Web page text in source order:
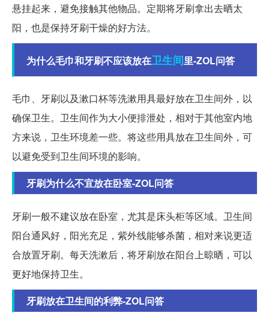
悬挂起来，避免接触其他物品。定期将牙刷拿出去晒太
阳，也是保持牙刷干燥的好方法。
为什么毛巾和牙刷不应该放在卫生间里-ZOL问答
毛巾、牙刷以及漱口杯等洗漱用具最好放在卫生间外，以
确保卫生。卫生间作为大小便排泄处，相对于其他室内地
方来说，卫生环境差一些。将这些用具放在卫生间外，可
以避免受到卫生间环境的影响。
牙刷为什么不宜放在卧室-ZOL问答
牙刷一般不建议放在卧室，尤其是床头柜等区域。卫生间
阳台通风好，阳光充足，紫外线能够杀菌，相对来说更适
合放置牙刷。每天洗漱后，将牙刷放在阳台上晾晒，可以
更好地保持卫生。
牙刷放在卫生间的利弊-ZOL问答